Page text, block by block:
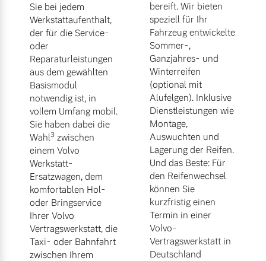
Sie bei jedem
Werkstattaufenthalt,
der für die Service-
oder
Reparaturleistungen
aus dem gewählten
Basismodul
notwendig ist, in
vollem Umfang mobil.
Sie haben dabei die
Wahl3 zwischen
einem Volvo
Werkstatt-
Ersatzwagen, dem
komfortablen Hol-
oder Bringservice
Ihrer Volvo
Vertragswerkstatt, die
Taxi- oder Bahnfahrt
zwischen Ihrem
bereift. Wir bieten
speziell für Ihr
Fahrzeug entwickelte
Sommer-,
Ganzjahres- und
Winterreifen
(optional mit
Alufelgen). Inklusive
Dienstleistungen wie
Montage,
Auswuchten und
Lagerung der Reifen.
Und das Beste: Für
den Reifenwechsel
können Sie
kurzfristig einen
Termin in einer
Volvo-
Vertragswerkstatt in
Deutschland